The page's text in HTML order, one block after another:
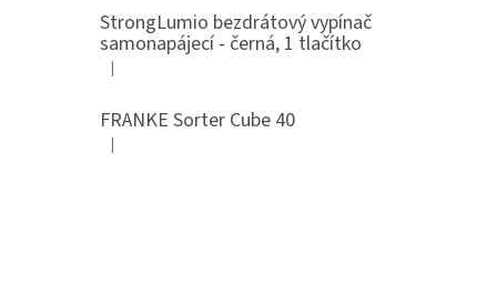
StrongLumio bezdrátový vypínač
samonapájecí - černá, 1 tlačítko
Hodnocení produktu je 4 z 5 hvězdiček.
|
FRANKE Sorter Cube 40
Hodnocení produktu je 3 z 5 hvězdiček.
|